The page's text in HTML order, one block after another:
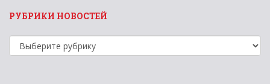
РУБРИКИ НОВОСТЕЙ
Рубрики
новостей